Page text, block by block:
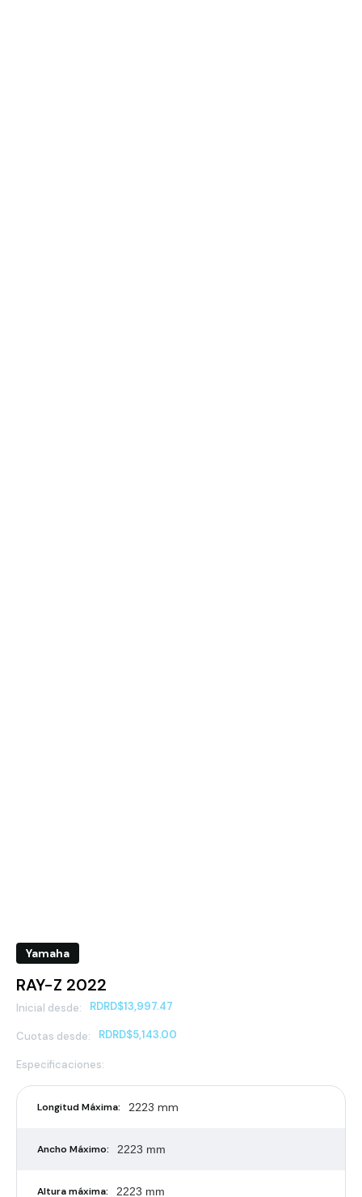
Yamaha
RAY-Z 2022
Inicial desde: RDRD$13,997.47
Cuotas desde: RDRD$5,143.00
Especificaciones:
Longitud Máxima: 2223 mm
Ancho Máximo: 2223 mm
Altura máxima: 2223 mm